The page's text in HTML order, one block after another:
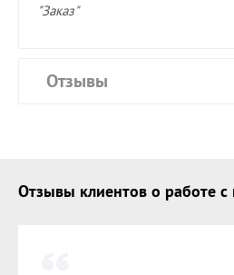
"Заказ"
Отзывы
Отзывы клиентов о работе с